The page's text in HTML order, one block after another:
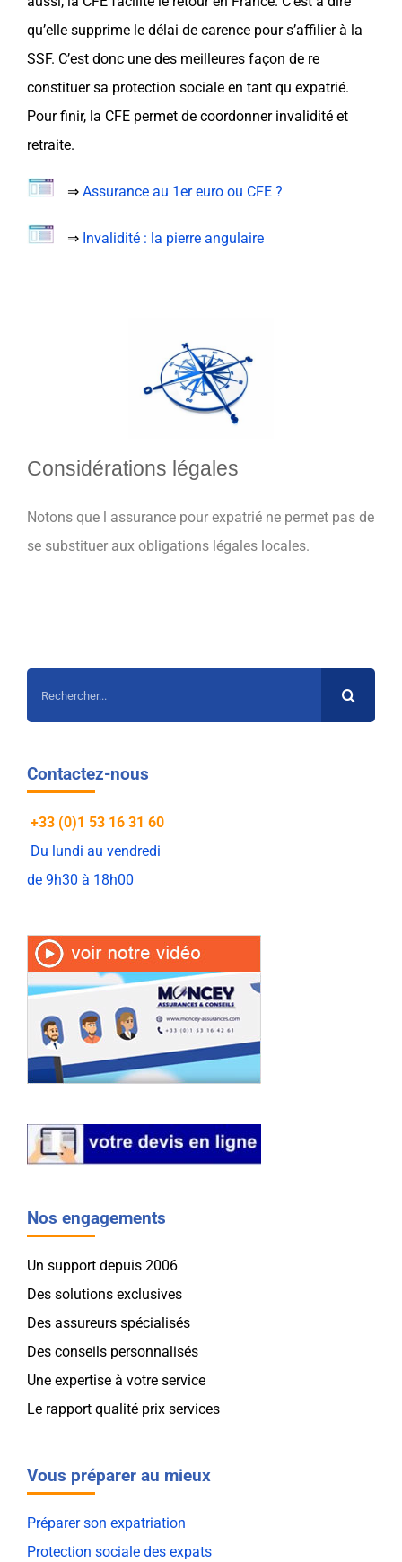
qu’elle supprime le délai de carence pour s’affilier à la
SSF. C’est donc une des meilleures façon de re
constituer sa protection sociale en tant qu expatrié.
Pour finir, la CFE permet de coordonner invalidité et
retraite.
⇒ Assurance au 1er euro ou CFE ?
⇒ Invalidité : la pierre angulaire
Considérations légales
Notons que l assurance pour expatrié ne permet pas de
se substituer aux obligations légales locales.
Contactez-nous
+33 (0)1 53 16 31 60
Du lundi au vendredi
de 9h30 à 18h00
Nos engagements
Un support depuis 2006
Des solutions exclusives
Des assureurs spécialisés
Des conseils personnalisés
Une expertise à votre service
Le rapport qualité prix services
Vous préparer au mieux
Préparer son expatriation
Protection sociale des expats